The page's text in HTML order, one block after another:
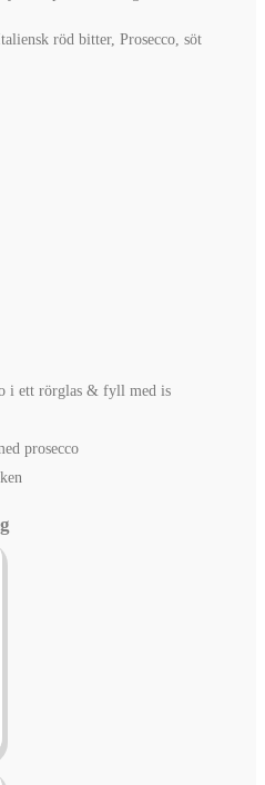
röd bitter, Prosecco, söt
i ett rörglas & fyll med is
prosecco